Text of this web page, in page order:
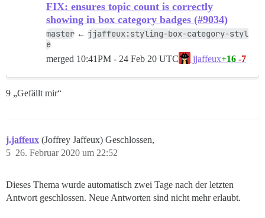
FIX: ensures topic count is correctly
showing in box category badges (#9034)
master ← jjaffeux:styling-box-category-styl
e
merged 10:41PM - 24 Feb 20 UTC jjaffeux+16 -7
9 „Gefällt mir“
j.jaffeux (Joffrey Jaffeux) Geschlossen,
26. Februar 2020 um 22:52
5
Dieses Thema wurde automatisch zwei Tage nach der letzten
Antwort geschlossen. Neue Antworten sind nicht mehr erlaubt.